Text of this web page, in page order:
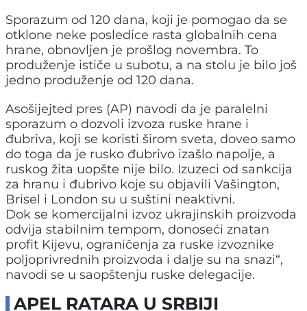
Sporazum od 120 dana, koji je pomogao da se
otklone neke posledice rasta globalnih cena
hrane, obnovljen je prošlog novembra. To
produženje ističe u subotu, a na stolu je bilo još
jedno produženje od 120 dana.
Asošijejted pres (AP) navodi da je paralelni
sporazum o dozvoli izvoza ruske hrane i
đubriva, koji se koristi širom sveta, doveo samo
do toga da je rusko đubrivo izašlo napolje, a
ruskog žita uopšte nije bilo. Izuzeci od sankcija
za hranu i đubrivo koje su objavili Vašington,
Brisel i London su u suštini neaktivni.
Dok se komercijalni izvoz ukrajinskih proizvoda
odvija stabilnim tempom, donoseći znatan
profit Kijevu, ograničenja za ruske izvoznike
poljoprivrednih proizvoda i dalje su na snazi“,
navodi se u saopštenju ruske delegacije.
APEL RATARA U SRBIJI